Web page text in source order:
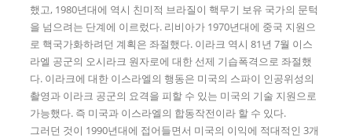
했고, 1980년대에 역시 친미적 브라질이 핵무기 보유 국가의 문턱
을 넘으려는 단계에 이르렀다. 리비아가 1970년대에 중국 지원으
로 핵국가화하려던 계획은 좌절했다. 이라크 역시 81년 7월 이스
라엘 공군의 오시라크 원자로에 대한 선제 기습폭격으로 좌절했
다. 이라크에 대한 이스라엘의 행동은 미국의 스파이 인공위성의
촬영과 이라크 공군의 요격을 피할 수 있는 미국의 기술 지원으로
가능했다. 즉 미국과 이스라엘의 합동작전이라 할 수 있다.
그러던 것이 1990년대에 접어들면서 미국의 이익에 적대적인 3개